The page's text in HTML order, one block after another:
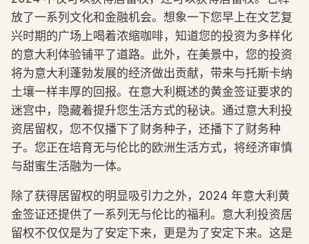
放了一系列文化和金融机会。想象一下您早上在文艺复
兴时期的广场上喝着浓缩咖啡，知道您的投资为多样化
的意大利体验铺平了道路。此外，在美景中，您的投资
将为意大利蓬勃发展的经济做出贡献，带来与托斯卡纳
土壤一样丰厚的回报。在意大利概述的黄金签证要求的
迷宫中，隐藏着提升您生活方式的秘诀。通过意大利投
资居留权，您不仅播下了财务种子，还播下了财务种
子。您正在培育无与伦比的欧洲生活方式，将经济审慎
与甜蜜生活融为一体。
除了获得居留权的明显吸引力之外，2024 年意大利黄
金签证还提供了一系列无与伦比的福利。意大利投资居
留权不仅仅是为了安定下来，更是为了安定下来。这是